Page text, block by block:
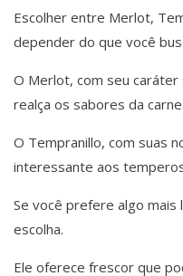
Escolher entre Merlot,
depender do que você
O Merlot, com seu
realça os sabores da carne.
O Tempranillo, com suas
interessante aos
Se você prefere algo
escolha.
Ele oferece frescor que